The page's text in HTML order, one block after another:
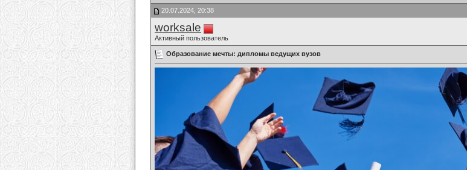
20.07.2024, 20:38
worksale
Активный пользователь
Образование мечты: дипломы ведущих вузов